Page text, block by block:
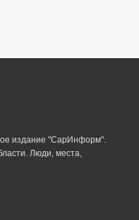
издание "СарИнформ".
Люди, места,